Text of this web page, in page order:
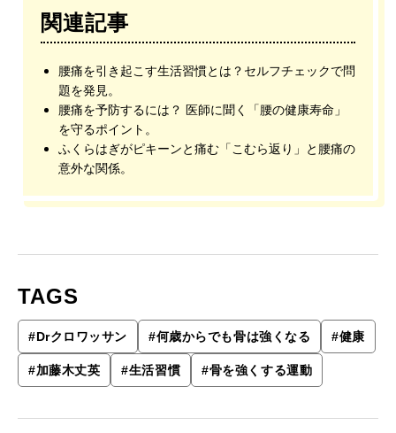
関連記事
腰痛を引き起こす生活習慣とは？セルフチェックで問
題を発見。
腰痛を予防するには？ 医師に聞く「腰の健康寿命」
を守るポイント。
ふくらはぎがピキーンと痛む「こむら返り」と腰痛の
意外な関係。
TAGS
#Drクロワッサン #何歳からでも骨は強くなる #健康
#加藤木丈英 #生活習慣 #骨を強くする運動